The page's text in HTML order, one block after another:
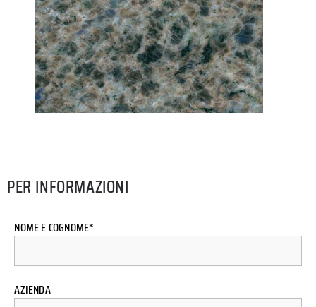
PER INFORMAZIONI
NOME E COGNOME*
AZIENDA